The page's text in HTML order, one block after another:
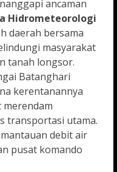
ancaman
Hidrometeorologi
daerah bersama
masyarakat
tanah longsor.
Batanghari
kerentanannya
transportasi utama.
debit air
pusat komando